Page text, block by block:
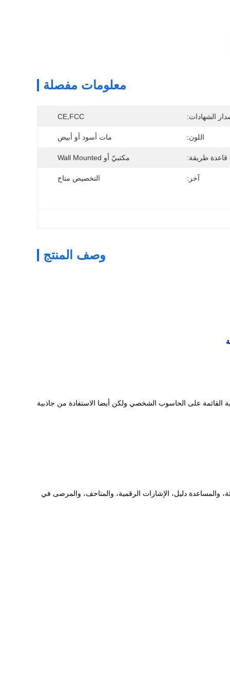
معلومات مفصلة
الشهادات: CE,FCC
اللون: مات أسود أو أبيض
قاعدة طريقة: مكتبيّ أو Wall Mounted
آخر: التخصيص متاح
وصف المنتج
القائمة على الحاسوب الشخصي ولكن أيضا الاستفادة من جاذبية
والمساعدة دليل، الإشارات الرقمية، والمتاحف، والمرضى في